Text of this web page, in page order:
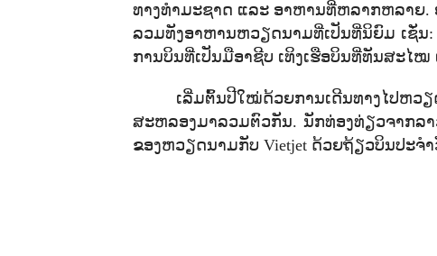
ທາງທຳມະຊາດ ແລະ ອາຫານທີ່ຫລາກຫລາຍ.
ລວມທັງອາຫານຫວຽດນາມທີ່ເປັນທີ່ນິຍົມ ເຊັ່ນ:
ການບິນທີ່ເປັນມືອາຊີບ ເທິງເຮືອບິນທີ່ທັນສະໄ
ເລີ່ມຕົ້ນປີໃໝ່ດ້ວຍການເດີນທາງໄປຫ
ສະຫລອງມາລວມຕົວກັນ. ນັກທ່ອງທ່ຽວຈາກລ
ຂອງຫວຽດນາມກັບ Vietjet ດ້ວຍຖ້ຽວບິນປະຈ